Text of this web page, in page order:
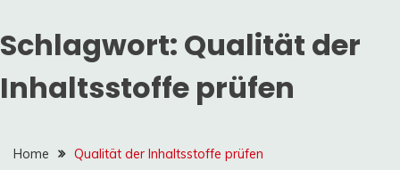
Schlagwort: Qualität der
Inhaltsstoffe prüfen
Home Qualität der Inhaltsstoffe prüfen